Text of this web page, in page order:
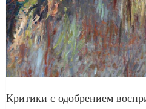
Критики с одобрением